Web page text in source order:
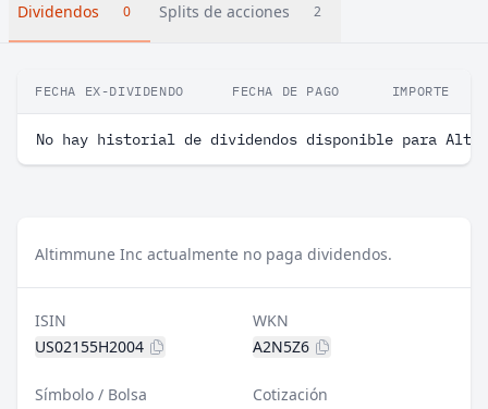
Dividendos 0 Splits de acciones 2
FECHA EX-DIVIDENDO FECHA DE PAGO IMPORTE
No hay historial de dividendos disponible para
Altimmune Inc actualmente no paga dividendos.
ISIN
US02155H2004
WKN
A2N5Z6
Símbolo / Bolsa
Cotización